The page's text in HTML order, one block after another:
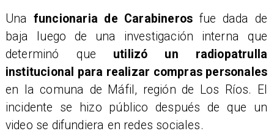
Una funcionaria de Carabineros fue dada de
baja luego de una investigación interna que
determinó que utilizó un radiopatrulla
institucional para realizar compras personales
en la comuna de Máfil, región de Los Ríos. El
incidente se hizo público después de que un
video se difundiera en redes sociales.